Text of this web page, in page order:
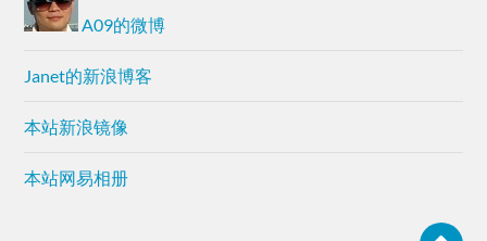
A09的微博
Janet的新浪博客
本站新浪镜像
本站网易相册